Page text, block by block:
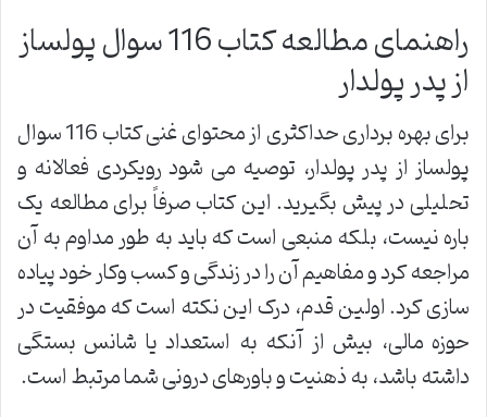
راهنمای مطالعه کتاب 116 سوال پولساز
از پدر پولدار
برای بهره برداری حداکثری از محتوای غنی کتاب 116 سوال
پولساز از پدر پولدار، توصیه می شود رویکردی فعالانه و
تحلیلی در پیش بگیرید. این کتاب صرفاً برای مطالعه یک
باره نیست، بلکه منبعی است که باید به طور مداوم به آن
مراجعه کرد و مفاهیم آن را در زندگی و کسب وکار خود پیاده
سازی کرد. اولین قدم، درک این نکته است که موفقیت در
حوزه مالی، بیش از آنکه به استعداد یا شانس بستگی
داشته باشد، به ذهنیت و باورهای درونی شما مرتبط است.